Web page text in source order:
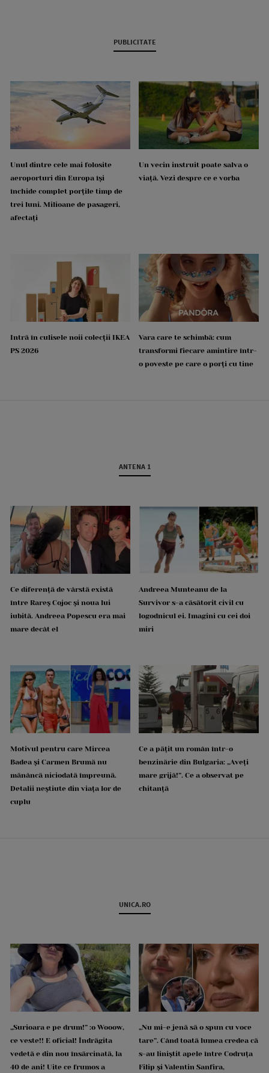
PUBLICITATE
Unul dintre cele mai folosite
aeroporturi din Europa își
închide complet porțile timp de
trei luni. Milioane de pasageri,
afectați
Un vecin instruit poate salva o
viață. Vezi despre ce e vorba
Intră în culisele noii colecții IKEA
PS 2026
Vara care te schimbă: cum
transformi fiecare amintire într-
o poveste pe care o porți cu tine
ANTENA 1
Ce diferență de vârstă există
între Rareș Cojoc și noua lui
iubită. Andreea Popescu era mai
mare decât el
Andreea Munteanu de la
Survivor s-a căsătorit civil cu
logodnicul ei. Imagini cu cei doi
miri
Motivul pentru care Mircea
Badea și Carmen Brumă nu
mănâncă niciodată împreună.
Detalii neștiute din viața lor de
cuplu
Ce a pățit un român într-o
benzinărie din Bulgaria: „Aveți
mare grijă!”. Ce a observat pe
chitanță
UNICA.RO
„Surioara e pe drum!” :o Wooow,
ce veste!! E oficial! Îndrăgita
vedetă e din nou însărcinată, la
40 de ani! Uite ce frumos a
„Nu mi-e jenă să o spun cu voce
tare”. Când toată lumea credea că
s-au liniștit apele între Codruța
Filip și Valentin Sanfira,